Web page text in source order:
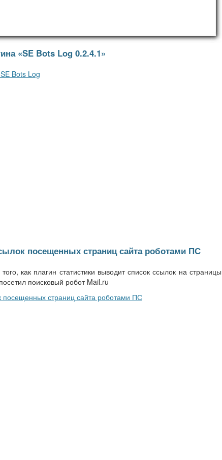
«SE Bots Log 0.2.4.1»
посещенных страниц сайта роботами ПС
как плагин статистики выводит список ссылок на страницы
поисковый робот Mail.ru